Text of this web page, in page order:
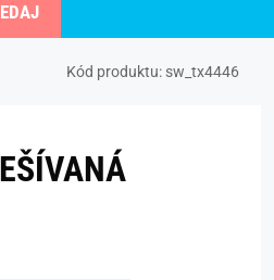
Kód produktu: sw_tx4446